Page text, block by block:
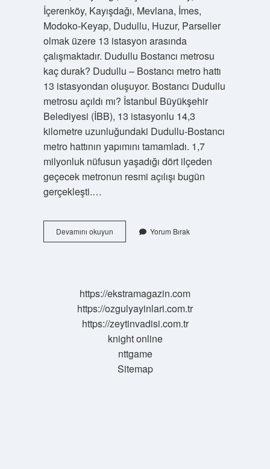
İçerenköy, Kayışdağı, Mevlana, İmes,
Modoko-Keyap, Dudullu, Huzur, Parseller
olmak üzere 13 istasyon arasında
çalışmaktadır. Dudullu Bostancı metrosu
kaç durak? Dudullu – Bostancı metro hattı
13 istasyondan oluşuyor. Bostancı Dudullu
metrosu açıldı mı? İstanbul Büyükşehir
Belediyesi (İBB), 13 istasyonlu 14,3
kilometre uzunluğundaki Dudullu-Bostancı
metro hattının yapımını tamamladı. 1,7
milyonluk nüfusun yaşadığı dört ilçeden
geçecek metronun resmi açılışı bugün
gerçekleşti.…
Devamını okuyunBostancıda
Hangi
Yorum Bırak
https://ekstramagazin.com
https://ozgulyayinlari.com.tr
https://zeytinvadisi.com.tr
knight online
nttgame
Sitemap